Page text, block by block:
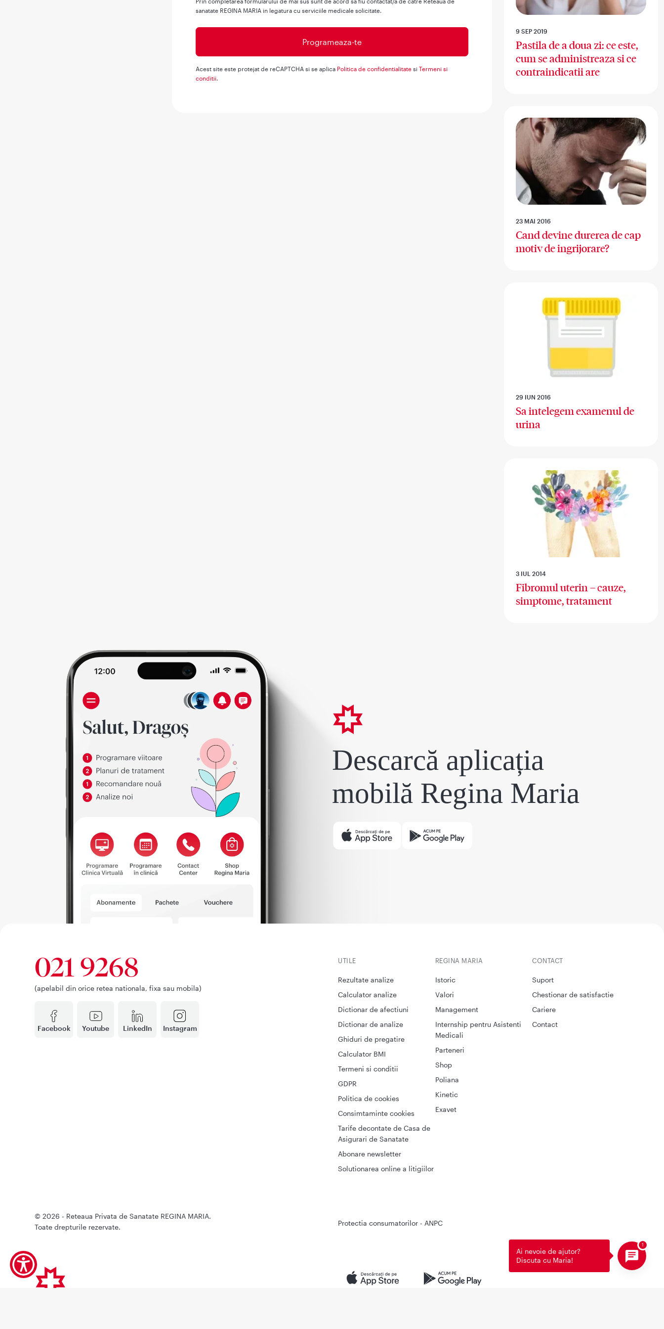
sanatate REGINA MARIA in legatura cu serviciile medicale solicitate.
Acest site este protejat de reCAPTCHA si se aplica Politica de confidentialitate si Termeni si
conditii.
9 SEP 2019
Pastila de a doua zi: ce este,
cum se administreaza si ce
contraindicatii are
23 MAI 2016
Cand devine durerea de cap
motiv de ingrijorare?
29 IUN 2016
Sa intelegem examenul de
urina
3 IUL 2014
Fibromul uterin – cauze,
simptome, tratament
Descarcă aplicația
mobilă Regina Maria
Facebook Youtube LinkedIn Instagram
021 9268
(apelabil din orice retea nationala, fixa sau mobila)
UTILE
Rezultate analize
Calculator analize
Dictionar de afectiuni
Dictionar de analize
Ghiduri de pregatire
Calculator BMI
Termeni si conditii
GDPR
Politica de cookies
Consimtaminte cookies
Tarife decontate de Casa de
Asigurari de Sanatate
Abonare newsletter
Solutionarea online a litigiilor
CONTACT
Suport
Chestionar de satisfactie
Cariere
Contact
REGINA MARIA
Istoric
Valori
Management
Internship pentru Asistenti
Medicali
Parteneri
Shop
Poliana
Kinetic
Exavet
Protectia consumatorilor - ANPC
© 2026 - Reteaua Privata de Sanatate REGINA MARIA.
Toate drepturile rezervate.
Ai nevoie de ajutor?
Discuta cu Maria!